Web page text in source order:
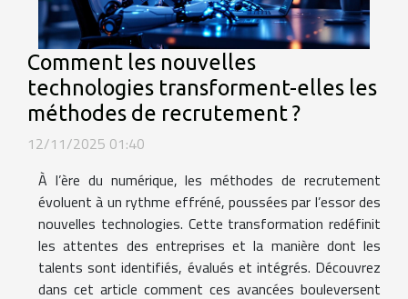
Comment les nouvelles
technologies transforment-elles les
méthodes de recrutement ?
12/11/2025 01:40
À l’ère du numérique, les méthodes de recrutement
évoluent à un rythme effréné, poussées par l’essor des
nouvelles technologies. Cette transformation redéfinit
les attentes des entreprises et la manière dont les
talents sont identifiés, évalués et intégrés. Découvrez
dans cet article comment ces avancées bouleversent